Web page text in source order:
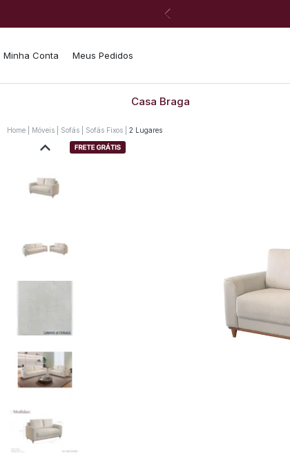
Minha Conta Meus Pedidos
Casa Braga
Home Móveis Sofás Sofás Fixos 2 Lugares